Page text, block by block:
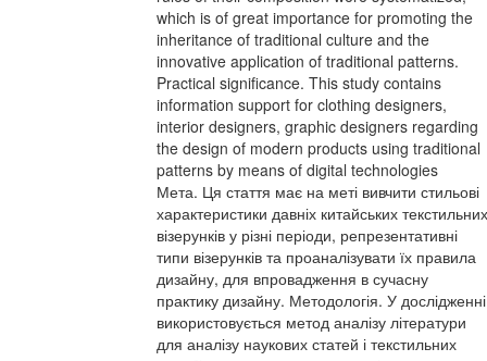
which is of great importance for promoting the
inheritance of traditional culture and the
innovative application of traditional patterns.
Practical significance. This study contains
information support for clothing designers,
interior designers, graphic designers regarding
the design of modern products using traditional
patterns by means of digital technologies
Мета. Ця стаття має на меті вивчити стильові
характеристики давніх китайських текстильних
візерунків у різні періоди, репрезентативні
типи візерунків та проаналізувати їх правила
дизайну, для впровадження в сучасну
практику дизайну. Методологія. У дослідженні
використовується метод аналізу літератури
для аналізу наукових статей і текстильних